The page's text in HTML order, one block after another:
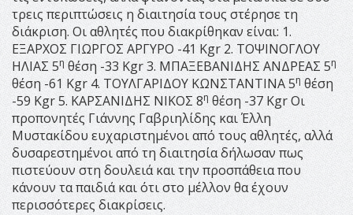
τρεις περιπτώσεις η διαιτησία τους στέρησε τη
διάκριση. Οι αθλητές που διακρίθηκαν είναι: 1.
ΕΞΑΡΧΟΣ ΓΙΩΡΓΟΣ ΑΡΓΥΡΟ -41 Kgr 2. ΤΟΨΙΝΟΓΛΟΥ
ΗΛΙΑΣ 5η θέση -33 Kgr 3. ΜΠΑΞΕΒΑΝΙΔΗΣ ΑΝΔΡΕΑΣ 5η
θέση -61 Kgr 4. ΤΟΥΛΓΑΡΙΔΟΥ ΚΩΝΣΤΑΝΤΙΝΑ 5ηθέση
-59 Kgr 5. ΚΑΡΣΑΝΙΔΗΣ ΝΙΚΟΣ 8ηθέση -37 Kgr Οι
προπονητές Γιάννης Γαβριηλίδης και Έλλη
Μυστακίδου ευχαριστημένοι από τους αθλητές, αλλά
δυσαρεστημένοι από τη διαιτησία δήλωσαν πως
πιστεύουν στη δουλειά και την προσπάθεια που
κάνουν τα παιδιά και ότι στο μέλλον θα έχουν
περισσότερες διακρίσεις.